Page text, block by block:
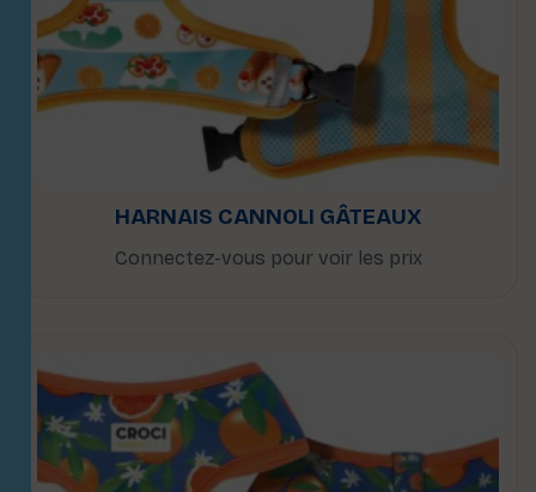
HARNAIS CANNOLI GÂTEAUX
Connectez-vous pour voir les prix